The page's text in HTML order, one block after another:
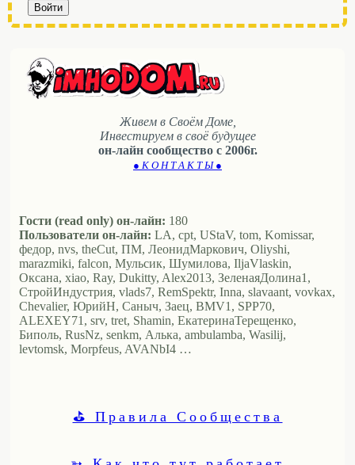
Войти
Живем в Своём Доме,
Инвестируем в своё будущее
он-лайн сообщество с 2006г.
● К О Н Т А К Т Ы ●
Гости (read only) он-лайн: 180
Пользователи он-лайн: LA, cpt, UStaV, tom, Komissar,
федор, nvs, theCut, ПМ, ЛеонидМаркович, Oliyshi,
marazmiki, falcon, Мульсик, Шумилова, IljaVlaskin,
Оксана, xiao, Ray, Dukitty, Alex2013, ЗеленаяДолина1,
СтройИндустрия, vlads7, RemSpektr, Inna, slavaant, vovkax,
Chevalier, ЮрийН, Саныч, Заец, BMV1, SPP70,
ALEXEY71, srv, tret, Shamin, ЕкатеринаТерещенко,
Биполь, RusNz, senkm, Алька, ambulamba, Wasilij,
levtomsk, Morpfeus, AVANbI4 …
⛳ Правила Сообщества